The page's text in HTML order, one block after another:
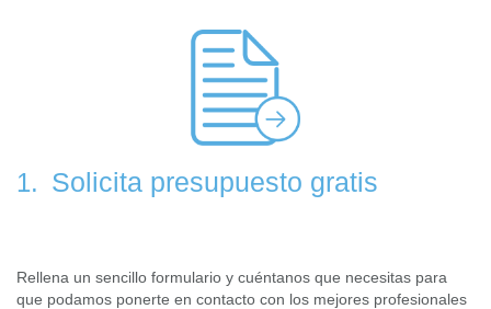
1. Solicita presupuesto gratis
Rellena un sencillo formulario y cuéntanos que necesitas para
que podamos ponerte en contacto con los mejores profesionales